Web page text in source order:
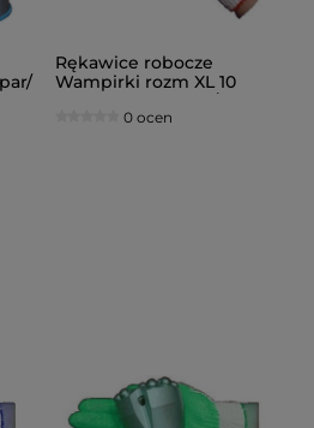
Rękawice robocze
Wampirki rozm XL 10
Czerwone 600 par/
DOSTAWA GRATIS
0 ocen